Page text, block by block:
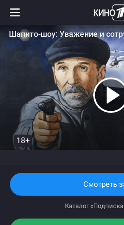
Шапито-шоу: Уважение и
18+
Смотреть
Каталог